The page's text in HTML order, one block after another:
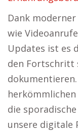
Dank
wie
Updates ist es
den Fortschritt
die
unsere digitale